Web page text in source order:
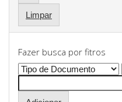
Limpar
Fazer busca por fitros